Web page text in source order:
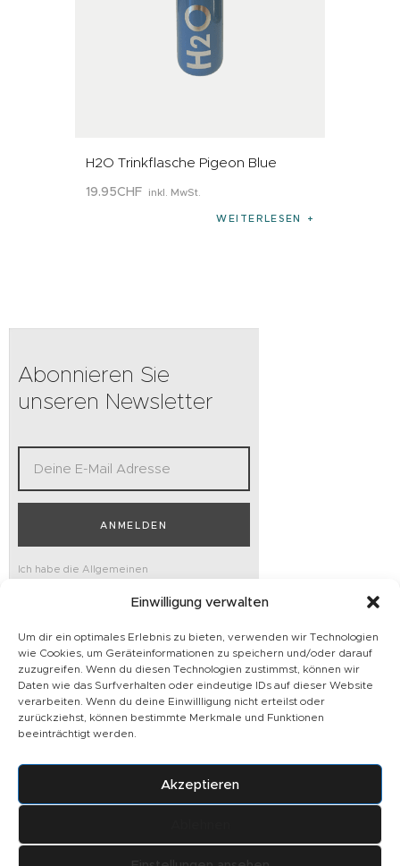
Einwilligung verwalten
Um dir ein optimales Erlebnis zu bieten, verwenden wir Technologien
wie Cookies, um Geräteinformationen zu speichern und/oder darauf
zuzugreifen. Wenn du diesen Technologien zustimmst, können wir
Daten wie das Surfverhalten oder eindeutige IDs auf dieser Website
verarbeiten. Wenn du deine Einwillligung nicht erteilst oder
zurückziehst, können bestimmte Merkmale und Funktionen
beeinträchtigt werden.
Akzeptieren
H2O Trinkflasche Pigeon Blue
19.95CHF inkl. MwSt.
WEITERLESEN
Abonnieren Sie
unseren Newsletter
ANMELDEN
Ich habe die Allgemeinen
Datenschutz,AGB
Copyright2026© All rights reserved.